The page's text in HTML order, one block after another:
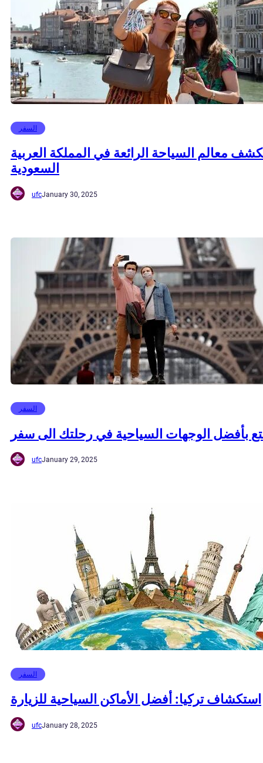
السفر
معالم السياحة الرائعة في المملكة العربية
السعودية
ufcJanuary 30, 2025
السفر
بأفضل الوجهات السياحية في رحلتك الى سفر
ufcJanuary 29, 2025
السفر
استكشاف تركيا: أفضل الأماكن السياحية للزيارة
ufcJanuary 28, 2025